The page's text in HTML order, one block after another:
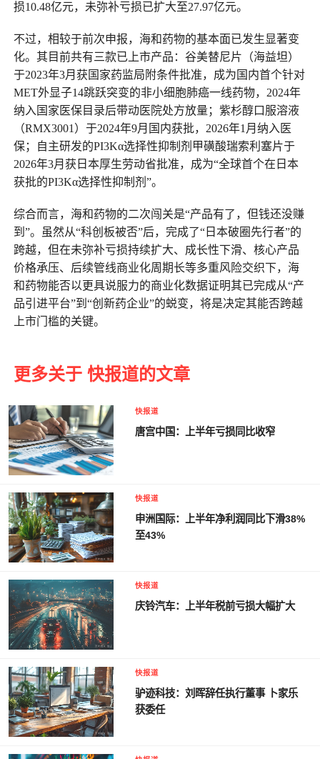
损10.48亿元，未弥补亏损已扩大至27.97亿元。
不过，相较于前次申报，海和药物的基本面已发生显著变
化。其目前共有三款已上市产品：谷美替尼片（海益坦）
于2023年3月获国家药监局附条件批准，成为国内首个针对
MET外显子14跳跃突变的非小细胞肺癌一线药物，2024年
纳入国家医保目录后带动医院处方放量；紫杉醇口服溶液
（RMX3001）于2024年9月国内获批，2026年1月纳入医
保；自主研发的PI3Kα选择性抑制剂甲磺酸瑞索利塞片于
2026年3月获日本厚生劳动省批准，成为“全球首个在日本
获批的PI3Kα选择性抑制剂”。
综合而言，海和药物的二次闯关是“产品有了，但钱还没赚
到”。虽然从“科创板被否”后，完成了“日本破圈先行者”的
跨越，但在未弥补亏损持续扩大、成长性下滑、核心产品
价格承压、后续管线商业化周期长等多重风险交织下，海
和药物能否以更具说服力的商业化数据证明其已完成从“产
品引进平台”到“创新药企业”的蜕变，将是决定其能否跨越
上市门槛的关键。
更多关于 快报道的文章
快报道
唐宫中国：上半年亏损同比收窄
快报道
申洲国际：上半年净利润同比下滑38%
至43%
快报道
庆铃汽车：上半年税前亏损大幅扩大
快报道
驴迹科技：刘晖辞任执行董事 卜家乐
获委任